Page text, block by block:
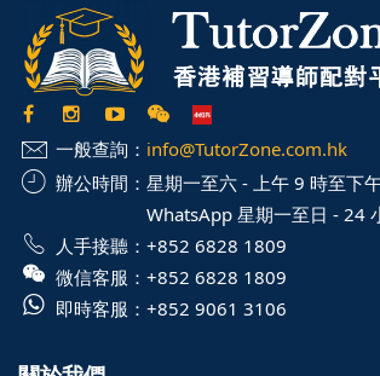
一般查詢： info@TutorZone.com.hk
辦公時間： 星期一至六 - 上午 9 時至下
WhatsApp 星期一至日 - 24
人手接聽： +852 6828 1809
微信客服： +852 6828 1809
即時客服： +852 9061 3106